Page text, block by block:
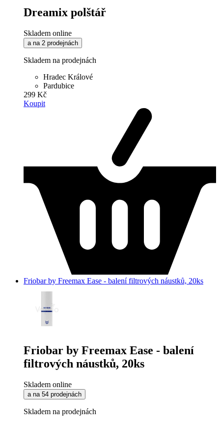
Dreamix polštář
Skladem online
a na 2 prodejnách
Skladem na prodejnách
Hradec Králové
Pardubice
299 Kč
Koupit
Friobar by Freemax Ease - balení filtrových náustků, 20ks
Friobar by Freemax Ease - balení
filtrových náustků, 20ks
Skladem online
a na 54 prodejnách
Skladem na prodejnách